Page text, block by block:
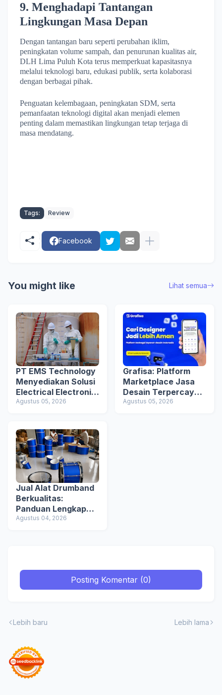
9. Menghadapi Tantangan
Lingkungan Masa Depan
Dengan tantangan baru seperti perubahan iklim,
peningkatan volume sampah, dan penurunan kualitas air,
DLH Lima Puluh Kota terus memperkuat kapasitasnya
melalui teknologi baru, edukasi publik, serta kolaborasi
dengan berbagai pihak.
Penguatan kelembagaan, peningkatan SDM, serta
pemanfaatan teknologi digital akan menjadi elemen
penting dalam memastikan lingkungan tetap terjaga di
masa mendatang.
Tags: Review
Facebook
You might like Lihat semua
PT EMS Technology
Menyediakan Solusi
Electrical Electronic
Measurement untuk
Agustus 05, 2026
Grafisa: Platform
Marketplace Jasa
Desain Terpercaya
di Indonesia
Agustus 05, 2026
Jual Alat Drumband
Berkualitas:
Panduan Lengkap
Memilih Peralatan
Agustus 04, 2026
Posting Komentar (0)
Lebih baru Lebih lama